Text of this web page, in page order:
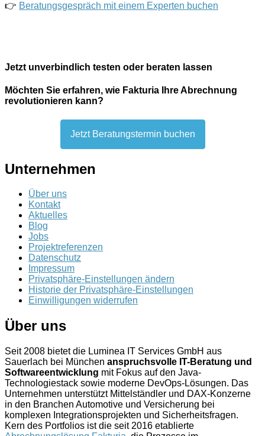
👉 Beratungsgespräch mit einem Experten buchen
Jetzt unverbindlich testen oder beraten lassen
Möchten Sie erfahren, wie Fakturia Ihre Abrechnung
revolutionieren kann?
Jetzt Beratungstermin buchen
Unternehmen
Über uns
Kontakt
Aktuelles
Blog
Jobs
Projektreferenzen
Datenschutz
Impressum
Privatsphäre-Einstellungen ändern
Historie der Privatsphäre-Einstellungen
Einwilligungen widerrufen
Über uns
Seit 2008 bietet die Luminea IT Services GmbH aus
Sauerlach bei München anspruchsvolle IT-Beratung und
Softwareentwicklung mit Fokus auf den Java-
Technologiestack sowie moderne DevOps-Lösungen. Das
Unternehmen unterstützt Mittelständler und DAX-Konzerne
in den Branchen Automotive und Versicherung bei
komplexen Integrationsprojekten und Sicherheitsfragen.
Kern des Portfolios ist die seit 2016 etablierte